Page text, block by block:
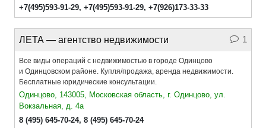
+7(495)593-91-29, +7(495)593-91-29, +7(926)173-33-33
1
ЛЕТА — агентство недвижимости
Все виды операций с недвижимостью в городе Одинцово
и Одинцовском районе. Купля/продажа, аренда недвижимости.
Бесплатные юридические консультации.
Одинцово, 143005, Московская область, г. Одинцово, ул.
Вокзальная, д. 4а
8 (495) 645-70-24, 8 (495) 645-70-24